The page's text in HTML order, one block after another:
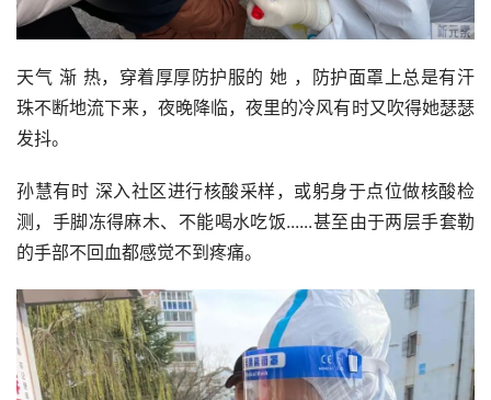
天气 渐 热，穿着厚厚防护服的 她 ，防护面罩上总是有汗
珠不断地流下来，夜晚降临，夜里的冷风有时又吹得她瑟瑟
发抖。
孙慧有时 深入社区进行核酸采样，或躬身于点位做核酸检
测，手脚冻得麻木、不能喝水吃饭......甚至由于两层手套勒
的手部不回血都感觉不到疼痛。